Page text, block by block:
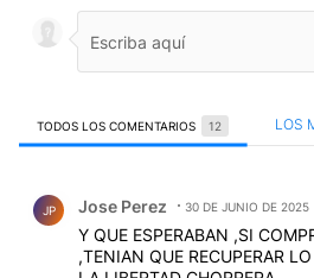
TODOS LOS COMENTARIOS 12 LOS
JP Jose Perez 30 DE JUNIO DE 2025
Y QUE ESPERABAN ,SI
,TENIAN QUE RECUPERAR